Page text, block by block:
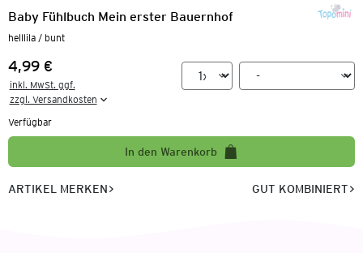
Baby Fühlbuch Mein erster Bauernhof
helllila / bunt
Preis:
4,99 €
inkl. MwSt. ggf.
zzgl. Versandkosten
Verfügbar
In den Warenkorb
ARTIKEL MERKEN GUT KOMBINIERT